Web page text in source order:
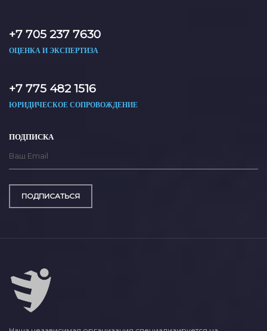
+7 705 237 7630
ОЦЕНКА И ЭКСПЕРТИЗА
+7 775 482 1516
ЮРИДИЧЕСКОЕ СОПРОВОЖДЕНИЕ
ПОДПИСКА
ПОДПИСАТЬСЯ